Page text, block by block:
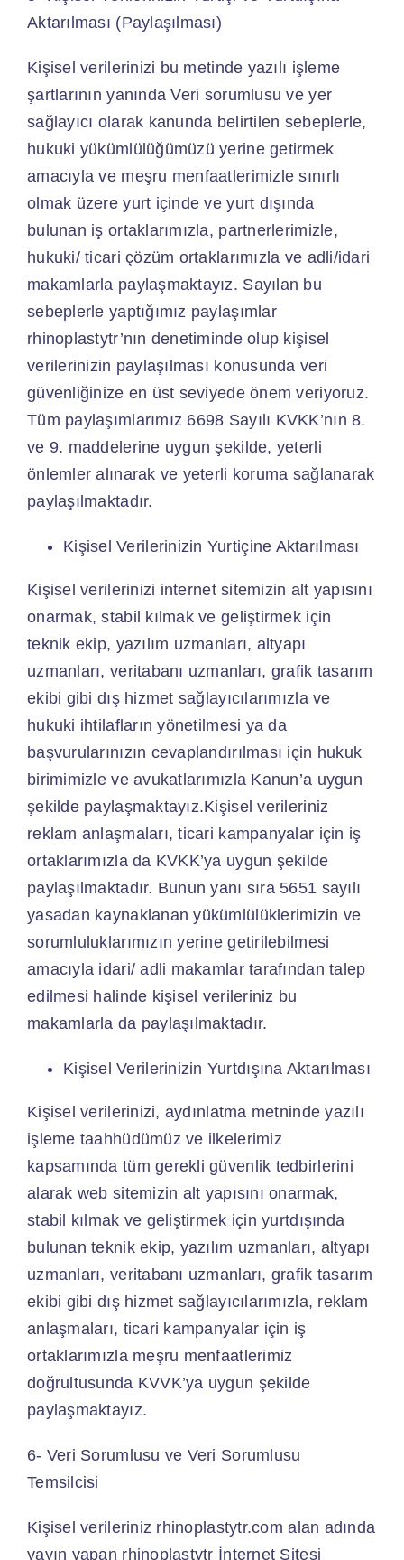
Aktarılması (Paylaşılması)
Kişisel verilerinizi bu metinde yazılı işleme
şartlarının yanında Veri sorumlusu ve yer
sağlayıcı olarak kanunda belirtilen sebeplerle,
hukuki yükümlülüğümüzü yerine getirmek
amacıyla ve meşru menfaatlerimizle sınırlı
olmak üzere yurt içinde ve yurt dışında
bulunan iş ortaklarımızla, partnerlerimizle,
hukuki/ ticari çözüm ortaklarımızla ve adli/idari
makamlarla paylaşmaktayız. Sayılan bu
sebeplerle yaptığımız paylaşımlar
rhinoplastytr’nın denetiminde olup kişisel
verilerinizin paylaşılması konusunda veri
güvenliğinize en üst seviyede önem veriyoruz.
Tüm paylaşımlarımız 6698 Sayılı KVKK’nın 8.
ve 9. maddelerine uygun şekilde, yeterli
önlemler alınarak ve yeterli koruma sağlanarak
paylaşılmaktadır.
Kişisel Verilerinizin Yurtiçine Aktarılması
Kişisel verilerinizi internet sitemizin alt yapısını
onarmak, stabil kılmak ve geliştirmek için
teknik ekip, yazılım uzmanları, altyapı
uzmanları, veritabanı uzmanları, grafik tasarım
ekibi gibi dış hizmet sağlayıcılarımızla ve
hukuki ihtilafların yönetilmesi ya da
başvurularınızın cevaplandırılması için hukuk
birimimizle ve avukatlarımızla Kanun’a uygun
şekilde paylaşmaktayız.Kişisel verileriniz
reklam anlaşmaları, ticari kampanyalar için iş
ortaklarımızla da KVKK’ya uygun şekilde
paylaşılmaktadır. Bunun yanı sıra 5651 sayılı
yasadan kaynaklanan yükümlülüklerimizin ve
sorumluluklarımızın yerine getirilebilmesi
amacıyla idari/ adli makamlar tarafından talep
edilmesi halinde kişisel verileriniz bu
makamlarla da paylaşılmaktadır.
Kişisel Verilerinizin Yurtdışına Aktarılması
Kişisel verilerinizi, aydınlatma metninde yazılı
işleme taahhüdümüz ve ilkelerimiz
kapsamında tüm gerekli güvenlik tedbirlerini
alarak web sitemizin alt yapısını onarmak,
stabil kılmak ve geliştirmek için yurtdışında
bulunan teknik ekip, yazılım uzmanları, altyapı
uzmanları, veritabanı uzmanları, grafik tasarım
ekibi gibi dış hizmet sağlayıcılarımızla, reklam
anlaşmaları, ticari kampanyalar için iş
ortaklarımızla meşru menfaatlerimiz
doğrultusunda KVVK’ya uygun şekilde
paylaşmaktayız.
6- Veri Sorumlusu ve Veri Sorumlusu
Temsilcisi
Kişisel verileriniz rhinoplastytr.com alan adında
yayın yapan rhinoplastytr İnternet Sitesi